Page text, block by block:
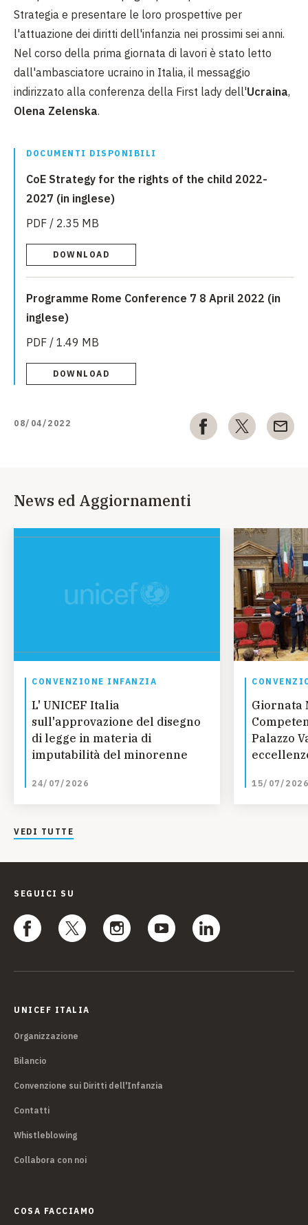
Strategia e presentare le loro prospettive per
l'attuazione dei diritti dell'infanzia nei prossimi sei anni.
Nel corso della prima giornata di lavori è stato letto
dall'ambasciatore ucraino in Italia, il messaggio
indirizzato alla conferenza della First lady dell'Ucraina,
Olena Zelenska.
DOCUMENTI DISPONIBILI
CoE Strategy for the rights of the child 2022-
2027 (in inglese)
PDF / 2.35 MB
DOWNLOAD
Programme Rome Conference 7 8 April 2022 (in
inglese)
PDF / 1.49 MB
DOWNLOAD
08/04/2022
News ed Aggiornamenti
CONVENZIONE INFANZIA
L' UNICEF Italia
sull'approvazione del disegno
di legge in materia di
imputabilità del minorenne
24/07/2026
Giornata
Palazzo
15/07/2026
VEDI TUTTE
SEGUICI SU
UNICEF ITALIA
Organizzazione
Bilancio
Convenzione sui Diritti dell'Infanzia
Contatti
Whistleblowing
Collabora con noi
COSA FACCIAMO